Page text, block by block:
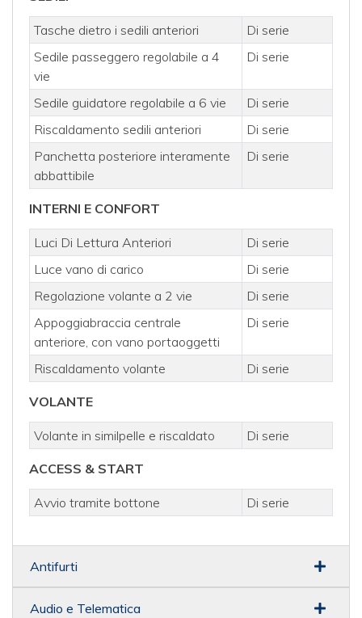
Tasche dietro i sedili anteriori
Di serie
Sedile passeggero regolabile a 4
vie
Di serie
Sedile guidatore regolabile a 6 vie
Di serie
Riscaldamento sedili anteriori
Di serie
Panchetta posteriore interamente
abbattibile
Di serie
INTERNI E CONFORT
Luci Di Lettura Anteriori
Di serie
Luce vano di carico
Di serie
Regolazione volante a 2 vie
Di serie
Appoggiabraccia centrale
anteriore, con vano portaoggetti
Di serie
Riscaldamento volante Di serie
VOLANTE
Volante in similpelle e riscaldato Di serie
ACCESS & START
Avvio tramite bottone Di serie
Antifurti
Audio e Telematica